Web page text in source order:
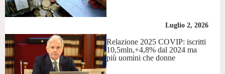
Luglio 2, 2026
Relazione 2025 COVIP: iscritti
10,5mln,+4,8% dal 2024 ma
più uomini che donne